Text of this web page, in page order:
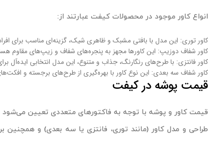
انواع کاور موجود در محصولات کیفت عبارتند از:
کاور توری: این مدل با بافتی مشبک و ظاهری شیک، گزینه‌ای مناسب برای
کاور شفاف دوزیپ: این کاورها مجهز به پنجره‌های شفاف و زیپ‌های مقاوم
کاور فانتزی: با طرح‌های رنگارنگ، جذاب و متنوع، این مدل انتخابی
کاور شفاف سه بعدی: این نوع کاور با بهره‌گیری از طرح‌های برجسته و
قیمت پوشه در کیفت
قیمت کاور و پوشه با توجه به فاکتورهای متعددی تعیین
طراحی و مدل کاور (مانند توری، فانتزی یا سه بعدی) و همچنین